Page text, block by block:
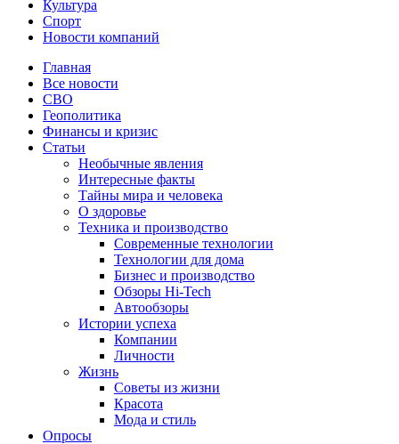
Культура
Спорт
Новости компаний
Главная
Все новости
СВО
Геополитика
Финансы и кризис
Статьи
Необычные явления
Интересные факты
Тайны мира и человека
О здоровье
Техника и производство
Современные технологии
Технологии для дома
Бизнес и производство
Обзоры Hi-Tech
Автообзоры
Истории успеха
Компании
Личности
Жизнь
Советы из жизни
Красота
Мода и стиль
Опросы